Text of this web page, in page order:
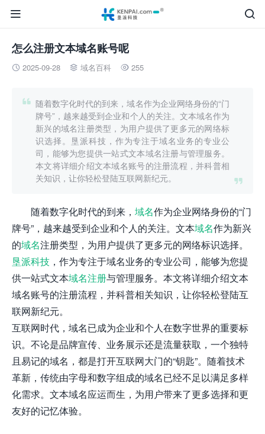


怎么注册文本域名账号呢
 2025-09-28  域名百科  255


随着数字化时代的到来，域名作为企业网络身份的“门
牌号”，越来越受到企业和个人的关注。文本域名作为
新兴的域名注册类型，为用户提供了更多元的网络标
识选择。垦派科技，作为专注于域名业务的专业公
司，能够为您提供一站式文本域名注册与管理服务。
本文将详细介绍文本域名账号的注册流程，并科普相
关知识，让你轻松登陆互联网新纪元。
随着数字化时代的到来， 域名作为企业网络身份的“门
牌号”，越来越受到企业和个人的关注。文本域名作为新兴
的域名注册类型，为用户提供了更多元的网络标识选择。
垦派科技 ，作为专注于域名业务的专业公司，能够为您提
供一站式文本域名注册与管理服务。本文将详细介绍文本
域名账号的注册流程，并科普相关知识，让你轻松登陆互
联网新纪元。
互联网时代，域名已成为企业和个人在数字世界的重要标
识。不论是品牌宣传、业务展示还是流量获取，一个独特
且易记的域名，都是打开互联网大门的“钥匙”。随着技术
革新，传统由字母和数字组成的域名已经不足以满足多样
化需求。文本域名应运而生，为用户带来了更多选择和更
友好的记忆体验。